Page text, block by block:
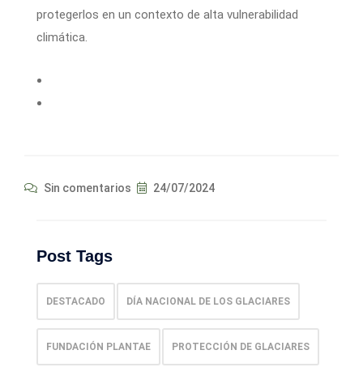
protegerlos en un contexto de alta vulnerabilidad
climática.
Sin comentarios 24/07/2024
Post Tags
DESTACADO DÍA NACIONAL DE LOS GLACIARES
FUNDACIÓN PLANTAE PROTECCIÓN DE GLACIARES